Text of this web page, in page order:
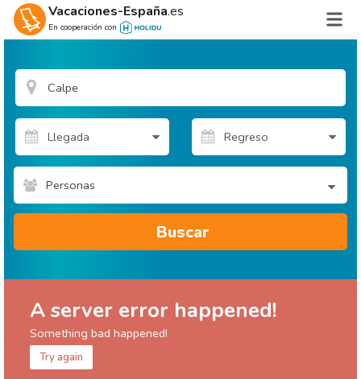
Vacaciones-España.es
En cooperación con
Personas
Buscar
A server error happened!
Something bad happened!
Try again